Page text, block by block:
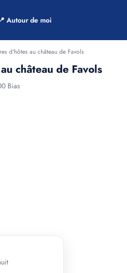
Autour de moi
d'hôtes au château de Favols
château de Favols
Bias